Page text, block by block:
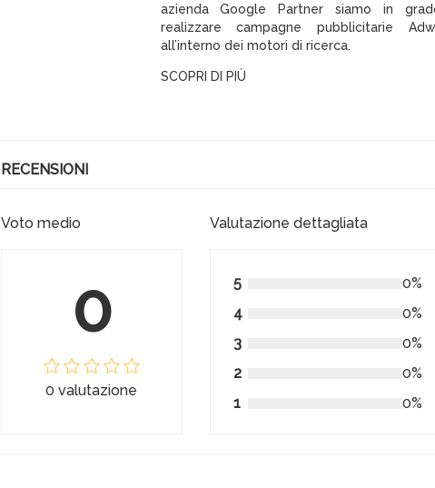
azienda Google Partner siamo in
realizzare campagne pubblicitarie
all’interno dei motori di ricerca.
SCOPRI DI PIÙ
RECENSIONI
Voto medio
0
0 valutazione
Valutazione dettagliata
5
0%
4
0%
3
0%
2
0%
1
0%